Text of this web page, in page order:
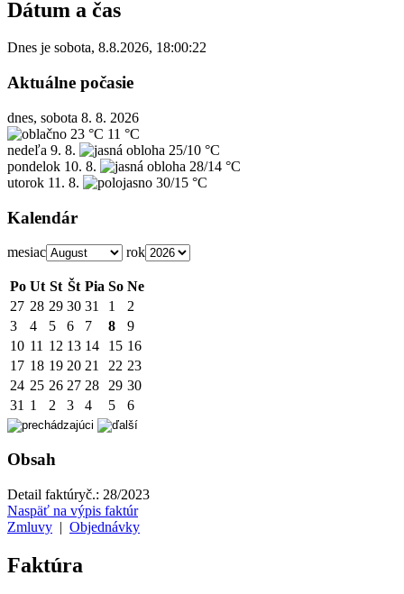
Dátum a čas
Dnes je sobota, 8.8.2026, 18:00:22
Aktuálne počasie
dnes, sobota 8. 8. 2026
23 °C 11 °C
nedeľa 9. 8.
25/10 °C
pondelok 10. 8.
28/14 °C
utorok 11. 8. 30/15 °C
Kalendár
mesiac rok
Po Ut St Št Pia So Ne
27 28 29 30 31 1
2
3
4 5 6 7 8
9
10 11 12 13 14 15 16
17 18 19 20 21 22 23
24 25 26 27 28 29 30
31 1 2 3 4 5 6
Obsah
Detail faktúryč.: 28/2023
Naspäť na výpis faktúr
Zmluvy | Objednávky
Faktúra